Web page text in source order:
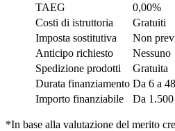
TAEG
0,00%
Costi di istruttoria
Gratuiti
Imposta sostitutiva
Non
Anticipo richiesto
Nessuno
Spedizione prodotti
Gratuita
Durata finanziamento Da 6 a
Importo finanziabile
Da
*In base alla valutazione del merito